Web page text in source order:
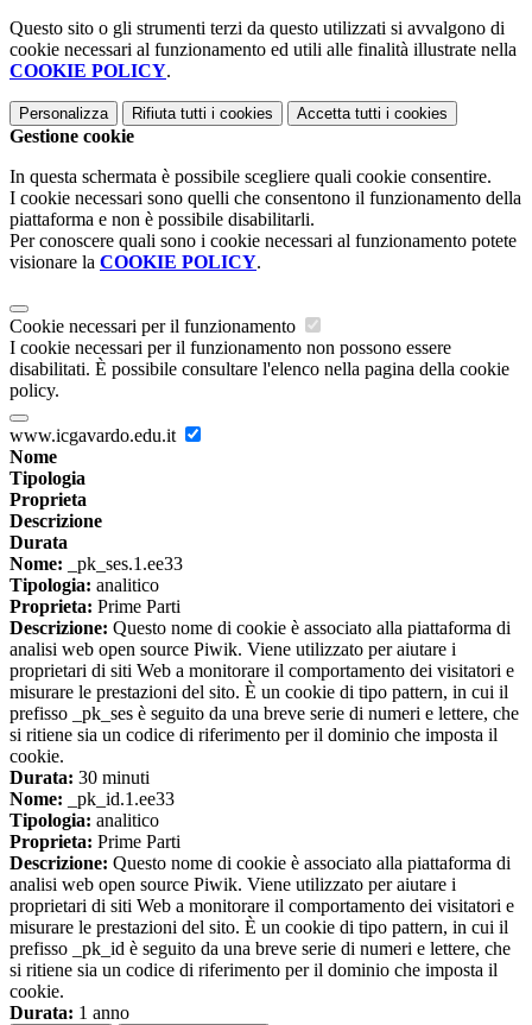
Questo sito o gli strumenti terzi da questo utilizzati si avvalgono di
cookie necessari al funzionamento ed utili alle finalità illustrate nella
COOKIE POLICY.
Personalizza Rifiuta tutti i cookies Accetta tutti i cookies
Gestione cookie
In questa schermata è possibile scegliere quali cookie consentire.
I cookie necessari sono quelli che consentono il funzionamento della
piattaforma e non è possibile disabilitarli.
Per conoscere quali sono i cookie necessari al funzionamento potete
visionare la COOKIE POLICY.
Cookie necessari per il funzionamento
I cookie necessari per il funzionamento non possono essere
disabilitati. È possibile consultare l'elenco nella pagina della cookie
policy.
www.icgavardo.edu.it
Nome
Tipologia
Proprieta
Descrizione
Durata
Nome: _pk_ses.1.ee33
Tipologia: analitico
Proprieta: Prime Parti
Descrizione: Questo nome di cookie è associato alla piattaforma di
analisi web open source Piwik. Viene utilizzato per aiutare i
proprietari di siti Web a monitorare il comportamento dei visitatori e
misurare le prestazioni del sito. È un cookie di tipo pattern, in cui il
prefisso _pk_ses è seguito da una breve serie di numeri e lettere, che
si ritiene sia un codice di riferimento per il dominio che imposta il
cookie.
Durata: 30 minuti
Nome: _pk_id.1.ee33
Tipologia: analitico
Proprieta: Prime Parti
Descrizione: Questo nome di cookie è associato alla piattaforma di
analisi web open source Piwik. Viene utilizzato per aiutare i
proprietari di siti Web a monitorare il comportamento dei visitatori e
misurare le prestazioni del sito. È un cookie di tipo pattern, in cui il
prefisso _pk_id è seguito da una breve serie di numeri e lettere, che
si ritiene sia un codice di riferimento per il dominio che imposta il
cookie.
Durata: 1 anno